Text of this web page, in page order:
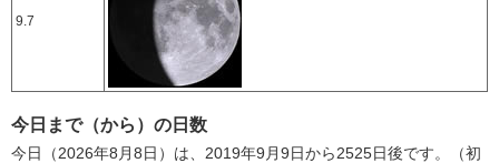
9.7
今日まで（から）の日数
今日（2026年8月8日）は、2019年9月9日から2525日後です。（初